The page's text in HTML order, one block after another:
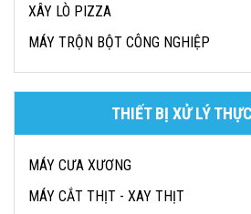
XÂY LÒ PIZZA
MÁY TRỘN BỘT CÔNG NGHIỆP
THIẾT BỊ XỬ LÝ
MÁY CƯA XƯƠNG
MÁY CẮT THỊT - XAY THỊT